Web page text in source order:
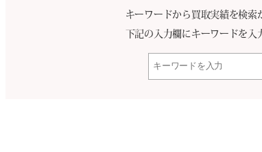
キーワードから買取実績を検索
下記の入力欄にキーワードを入